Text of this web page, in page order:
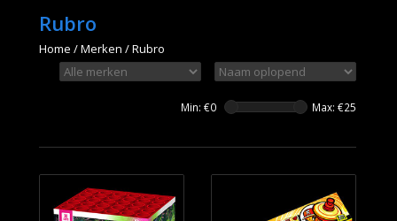
Rubro
Home /Merken /Rubro
Min: €0 Max: €25